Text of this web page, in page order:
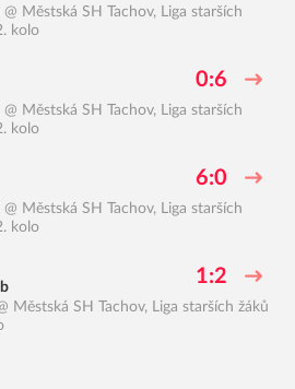
@ Městská SH Tachov, Liga starších
kolo
0:6
@ Městská SH Tachov, Liga starších
kolo
6:0
@ Městská SH Tachov, Liga starších
kolo
1:2
Městská SH Tachov, Liga starších žáků